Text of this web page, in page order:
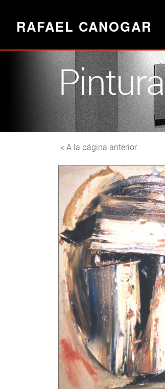
RAFAEL CANOGAR
Pintura
< A la página anterior